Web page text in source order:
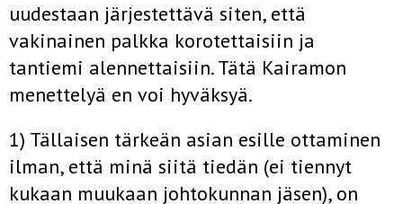
uudestaan järjestettävä siten, että
vakinainen palkka korotettaisiin ja
tantiemi alennettaisiin. Tätä Kairamon
menettelyä en voi hyväksyä.
1) Tällaisen tärkeän asian esille ottaminen
ilman, että minä siitä tiedän (ei tiennyt
kukaan muukaan johtokunnan jäsen), on